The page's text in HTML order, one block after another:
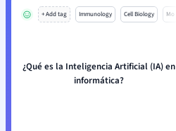
+ Add tag Immunology Cell Biology Mo
¿Qué es la Inteligencia Artificial (IA) en
informática?